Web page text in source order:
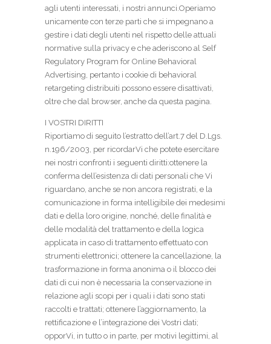
agli utenti interessati, i nostri annunci.Operiamo
unicamente con terze parti che si impegnano a
gestire i dati degli utenti nel rispetto delle attuali
normative sulla privacy e che aderiscono al Self
Regulatory Program for Online Behavioral
Advertising, pertanto i cookie di behavioral
retargeting distribuiti possono essere disattivati,
oltre che dal browser, anche da questa pagina.
I VOSTRI DIRITTI
Riportiamo di seguito l’estratto dell’art.7 del D.Lgs.
n.196/2003, per ricordarVi che potete esercitare
nei nostri confronti i seguenti diritti:ottenere la
conferma dell’esistenza di dati personali che Vi
riguardano, anche se non ancora registrati, e la
comunicazione in forma intelligibile dei medesimi
dati e della loro origine, nonché, delle finalità e
delle modalità del trattamento e della logica
applicata in caso di trattamento effettuato con
strumenti elettronici; ottenere la cancellazione, la
trasformazione in forma anonima o il blocco dei
dati di cui non è necessaria la conservazione in
relazione agli scopi per i quali i dati sono stati
raccolti e trattati; ottenere l’aggiornamento, la
rettificazione e l’integrazione dei Vostri dati;
opporVi, in tutto o in parte, per motivi legittimi, al